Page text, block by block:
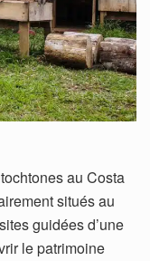
au Costa
situés au
guidées d’une
le patrimoine